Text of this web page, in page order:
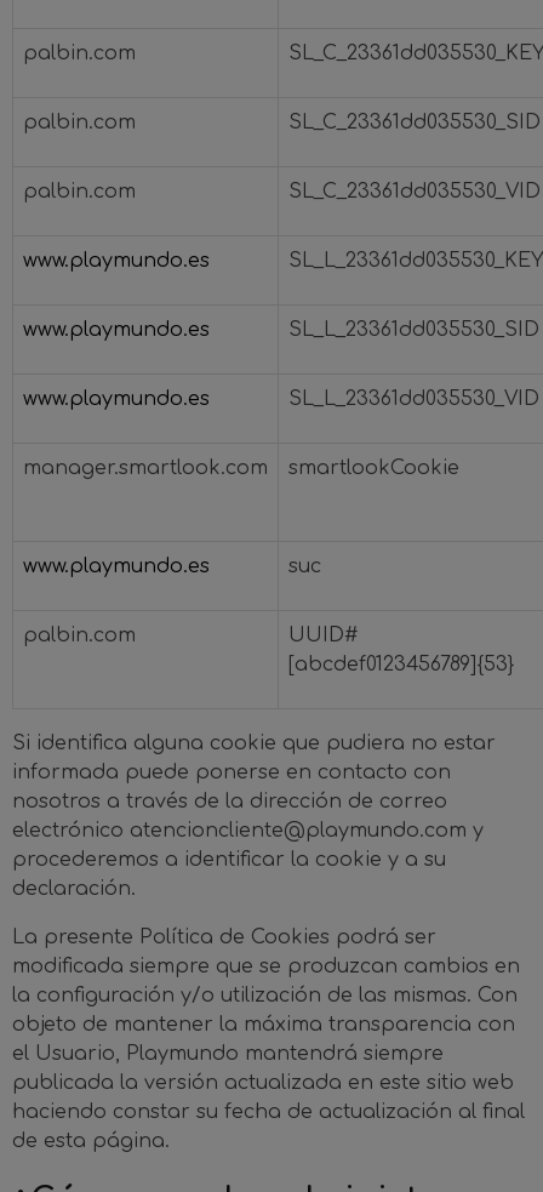
palbin.com
palbin.com SL_C_23361dd035530_SID
palbin.com SL_C_23361dd035530_VID
www.playmundo.es SL_L_23361dd035530_KEY
www.playmundo.es SL_L_23361dd035530_SID
www.playmundo.es SL_L_23361dd035530_VID
manager.smartlook.com smartlookCookie
www.playmundo.es suc
palbin.com
UUID#
[abcdef0123456789]{53}
Si identifica alguna cookie que pudiera no estar
informada puede ponerse en contacto con
nosotros a través de la dirección de correo
electrónico atencioncliente@playmundo.com y
procederemos a identificar la cookie y a su
declaración.
La presente Política de Cookies podrá ser
modificada siempre que se produzcan cambios en
la configuración y/o utilización de las mismas. Con
objeto de mantener la máxima transparencia con
el Usuario, Playmundo mantendrá siempre
publicada la versión actualizada en este sitio web
haciendo constar su fecha de actualización al final
de esta página.